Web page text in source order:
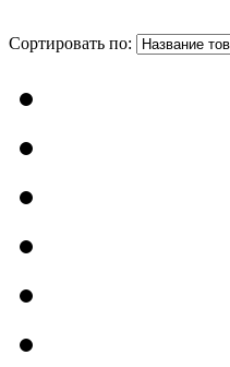
Сортировать по: